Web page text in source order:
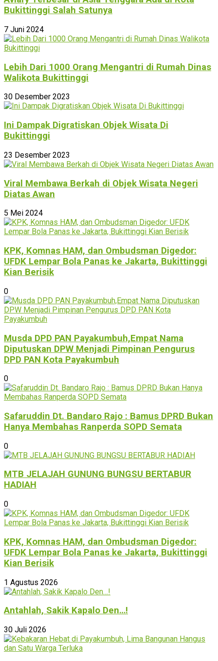
Bukittinggi Salah Satunya
7 Juni 2024
Lebih Dari 1000 Orang Mengantri di Rumah Dinas
Walikota Bukittinggi
30 Desember 2023
Ini Dampak Digratiskan Objek Wisata Di
Bukittinggi
23 Desember 2023
Viral Membawa Berkah di Objek Wisata Negeri
Diatas Awan
5 Mei 2024
KPK, Komnas HAM, dan Ombudsman Digedor:
UFDK Lempar Bola Panas ke Jakarta, Bukittinggi
Kian Berisik
0
Musda DPD PAN Payakumbuh,Empat Nama
Diputuskan DPW Menjadi Pimpinan Pengurus
DPD PAN Kota Payakumbuh
0
Safaruddin Dt. Bandaro Rajo : Bamus DPRD Bukan
Hanya Membahas Ranperda SOPD Semata
0
MTB JELAJAH GUNUNG BUNGSU BERTABUR
HADIAH
0
KPK, Komnas HAM, dan Ombudsman Digedor:
UFDK Lempar Bola Panas ke Jakarta, Bukittinggi
Kian Berisik
1 Agustus 2026
Antahlah, Sakik Kapalo Den…!
30 Juli 2026